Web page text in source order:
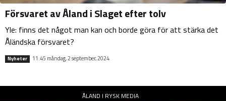
Försvaret av Åland i Slaget efter tolv
Yle: finns det något man kan och borde göra för att stärka det
Åländska försvaret?
Nyheter 11:45 måndag, 2 september, 2024
ÅLAND I RYSK MEDIA